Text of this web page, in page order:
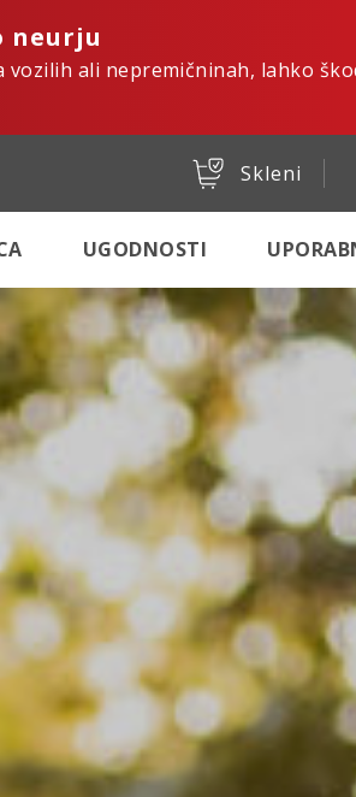
neurju
vozilih ali nepremičninah, lahko
Skleni
UGODNOSTI